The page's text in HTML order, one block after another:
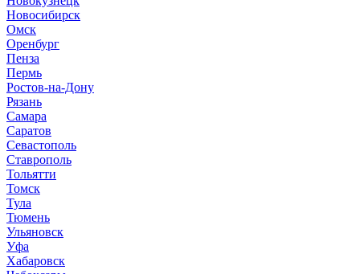
Новосибирск
Омск
Оренбург
Пенза
Пермь
Ростов-на-Дону
Рязань
Самара
Саратов
Севастополь
Ставрополь
Тольятти
Томск
Тула
Тюмень
Ульяновск
Уфа
Хабаровск